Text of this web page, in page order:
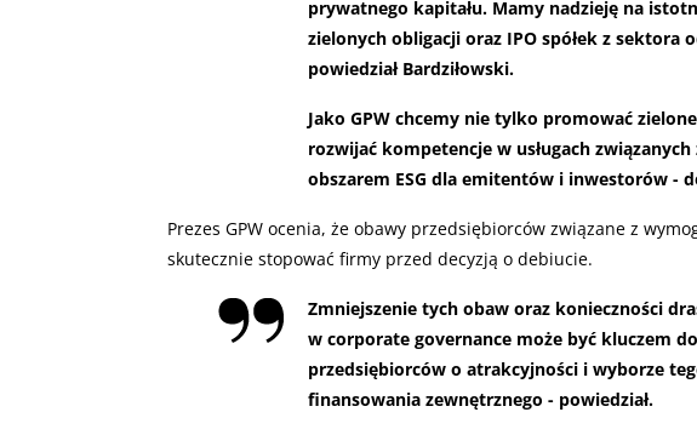
prywatnego kapitału. Mamy nadzieję na
zielonych obligacji oraz IPO spółek z sektora
powiedział Bardziłowski.
Jako GPW chcemy nie tylko promować
rozwijać kompetencje w usługach
obszarem ESG dla emitentów i inwestorów -
Prezes GPW ocenia, że obawy przedsiębiorców związane z
skutecznie stopować firmy przed decyzją o debiucie.
Zmniejszenie tych obaw oraz konieczności
w corporate governance może być kluczem
przedsiębiorców o atrakcyjności i wyborze
finansowania zewnętrznego - powiedział.